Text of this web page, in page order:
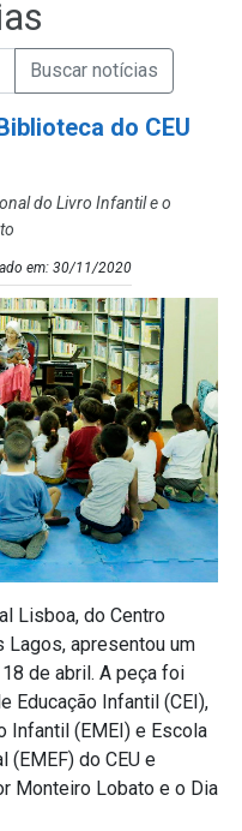
Notícias
Enviar a Busca de Notícias
do CEU
do Livro Infantil e o
em: 30/11/2020
Lisboa, do Centro
Lagos, apresentou um
de abril. A peça foi
Educação Infantil (CEI),
Infantil (EMEI) e Escola
(EMEF) do CEU e
Monteiro Lobato e o Dia